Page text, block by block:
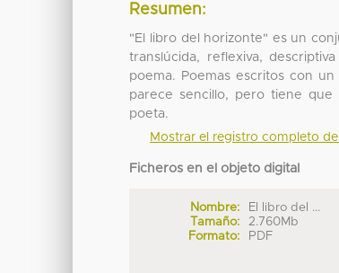
Resumen:
"El libro del horizonte" es un
translúcida, reflexiva,
poema. Poemas escritos con
parece sencillo, pero tiene que
poeta.
Mostrar el registro completo
Ficheros en el objeto digital
Nombre:
El libro del ...
Tamaño:
2.760Mb
Formato:
PDF